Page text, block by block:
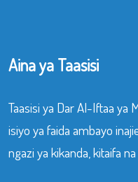
Aina ya Taasisi
Taasisi ya Dar Al-Iftaa ya
isiyo ya faida ambayo
ngazi ya kikanda, kitaifa